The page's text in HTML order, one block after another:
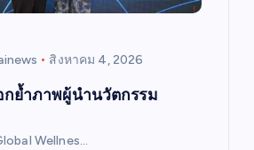
สิงหาคม 4, 2026
กย้ำภาพผู้นำนวัตกรรม
Wellnes…